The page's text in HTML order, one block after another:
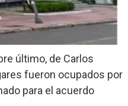
último, de Carlos
fueron ocupados por
para el acuerdo